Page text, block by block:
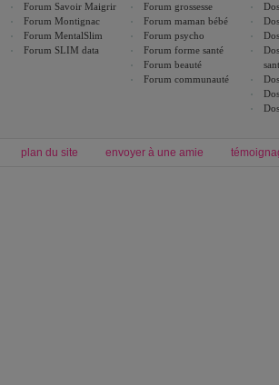
Forum Savoir Maigrir
Forum Montignac
Forum MentalSlim
Forum SLIM data
Forum grossesse
Forum maman bébé
Forum psycho
Forum forme santé
Forum beauté
Forum communauté
plan du site envoyer à une amie